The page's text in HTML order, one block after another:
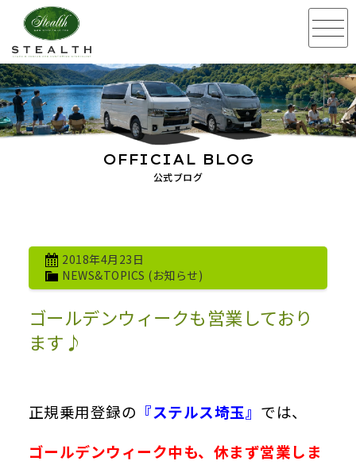
公式ブログ
OFFICIAL BLOG
2018年4月23日
NEWS&TOPICS (お知らせ)
ゴールデンウィークも営業しており
ます♪
正規乗用登録の 『ステルス埼玉』 では、
ゴールデンウィーク中も、休まず営業しま